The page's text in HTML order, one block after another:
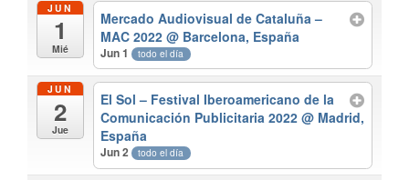
JUN
1
Mié
Mercado Audiovisual de Cataluña –
MAC 2022@ Barcelona, España
Jun 1 todo el día
JUN
2
Jue
El Sol – Festival Iberoamericano de la
Comunicación Publicitaria 2022@ Madrid,
España
Jun 2 todo el día